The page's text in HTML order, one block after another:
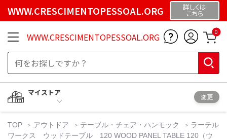
WWW.CRESCIMENTOPESSOAL.ORG 詳しくは
こちら
WWW.CRESCIMENTOPESSOAL.ORG 0
マイストア
変更
TOP アウトドア テーブル・チェア・ハンモック
ラーテル
ワークス ウッドテーブル 120 WOOD PANEL TABLE 120（ウ